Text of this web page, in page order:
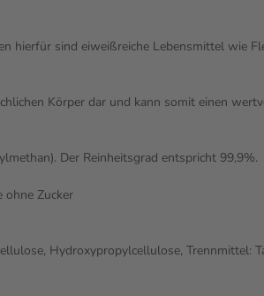
sind eiweißreiche Lebensmittel wie
Körper dar und kann somit einen
Der Reinheitsgrad entspricht 99,9%.
Zucker
Hydroxypropylcellulose, Trennmittel: